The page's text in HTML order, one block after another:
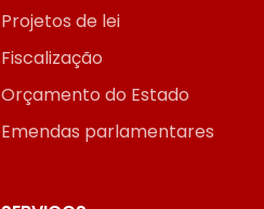
Projetos de lei
Fiscalização
Orçamento do Estado
Emendas parlamentares